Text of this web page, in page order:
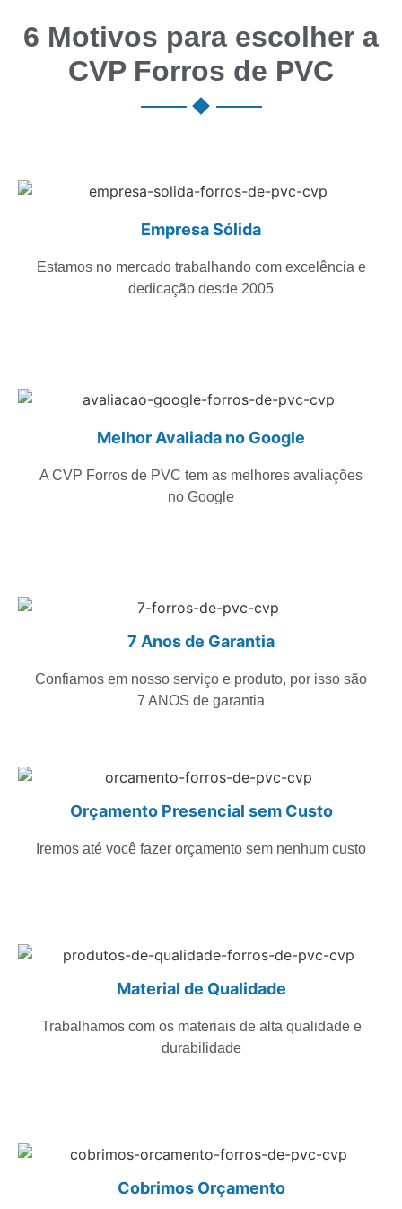
6 Motivos para escolher a
CVP Forros de PVC
Empresa Sólida
Estamos no mercado trabalhando com excelência e
dedicação desde 2005
Melhor Avaliada no Google
A CVP Forros de PVC tem as melhores avaliações
no Google
7 Anos de Garantia
Confiamos em nosso serviço e produto, por isso são
7 ANOS de garantia
Orçamento Presencial sem Custo
Iremos até você fazer orçamento sem nenhum custo
Material de Qualidade
Trabalhamos com os materiais de alta qualidade e
durabilidade
Cobrimos Orçamento